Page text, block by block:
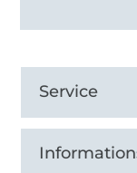
Voir tous
Service